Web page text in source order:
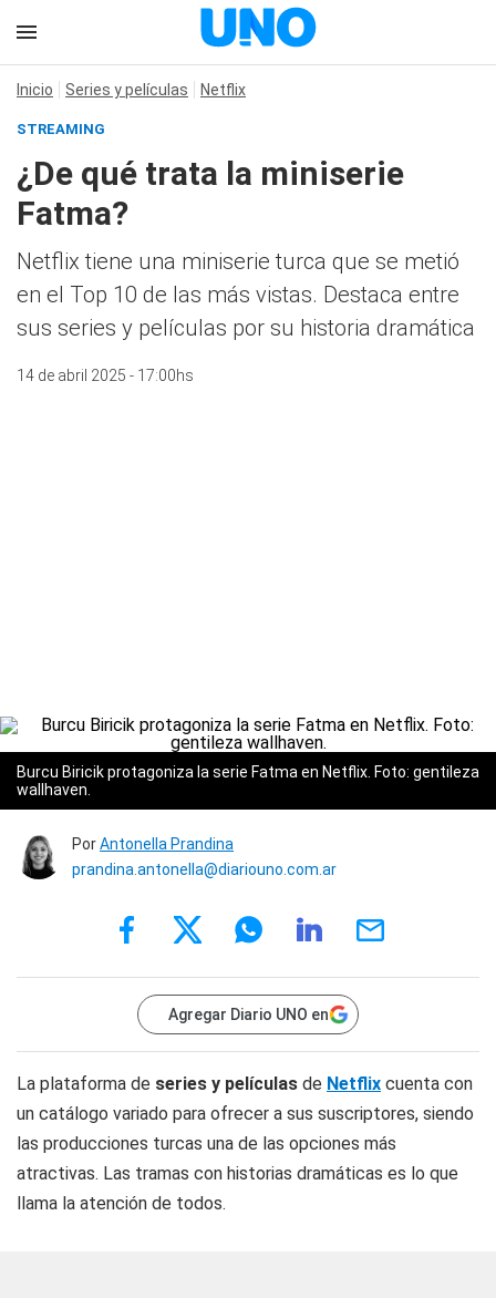
Inicio Series y películas Netflix
STREAMING
¿De qué trata la miniserie
Fatma?
Netflix tiene una miniserie turca que se metió
en el Top 10 de las más vistas. Destaca entre
sus series y películas por su historia dramática
14 de abril 2025 - 17:00hs
Burcu Biricik protagoniza la serie Fatma en Netflix. Foto: gentileza
wallhaven.
PorAntonella Prandina
prandina.antonella@diariouno.com.ar
Agregar Diario UNO en
La plataforma de series y películas de Netflix cuenta con
un catálogo variado para ofrecer a sus suscriptores, siendo
las producciones turcas una de las opciones más
atractivas. Las tramas con historias dramáticas es lo que
llama la atención de todos.